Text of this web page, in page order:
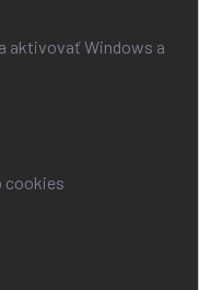
aktivovať Windows a
cookies